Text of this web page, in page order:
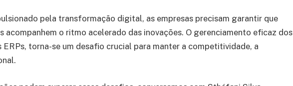
pela transformação digital, as empresas precisam garantir que
o ritmo acelerado das inovações. O gerenciamento eficaz dos
torna-se um desafio crucial para manter a competitividade, a